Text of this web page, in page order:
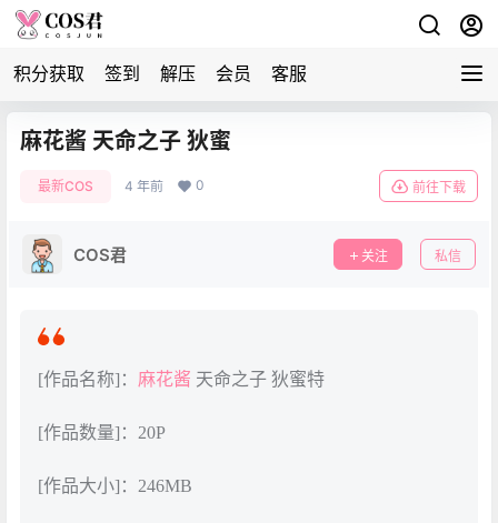
积分获取 签到 解压 会员 客服
麻花酱 天命之子 狄蜜
最新COS 4 年前 0 前往下载
COS君 关注 私信
[作品名称]： 麻花酱 天命之子 狄蜜特
[作品数量]：20P
[作品大小]：246MB